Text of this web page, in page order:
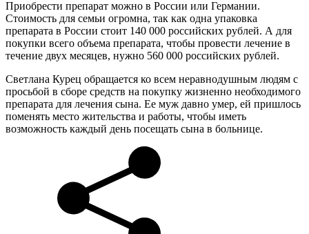
Приобрести препарат можно в России или Германии.
Стоимость для семьи огромна, так как одна упаковка
препарата в России стоит 140 000 российских рублей. А для
покупки всего объема препарата, чтобы провести лечение в
течение двух месяцев, нужно 560 000 российских рублей.
Светлана Курец обращается ко всем неравнодушным людям с
просьбой в сборе средств на покупку жизненно необходимого
препарата для лечения сына. Ее муж давно умер, ей пришлось
поменять место жительства и работы, чтобы иметь
возможность каждый день посещать сына в больнице.